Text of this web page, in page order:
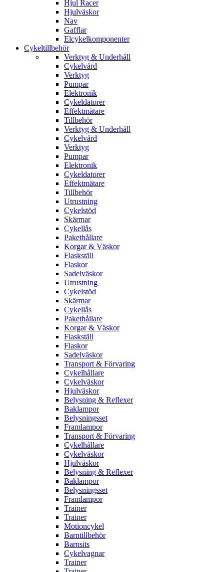
Hjul Racer
Hjulväskor
Nav
Gafflar
Elcykelkomponenter
Cykeltillbehör
Verktyg & Underhåll
Cykelvård
Verktyg
Pumpar
Elektronik
Cykeldatorer
Effektmätare
Tillbehör
Verktyg & Underhåll
Cykelvård
Verktyg
Pumpar
Elektronik
Cykeldatorer
Effektmätare
Tillbehör
Utrustning
Cykelstöd
Skärmar
Cykellås
Pakethållare
Korgar & Väskor
Flaskställ
Flaskor
Sadelväskor
Utrustning
Cykelstöd
Skärmar
Cykellås
Pakethållare
Korgar & Väskor
Flaskställ
Flaskor
Sadelväskor
Transport & Förvaring
Cykelhållare
Cykelväskor
Hjulväskor
Belysning & Reflexer
Baklampor
Belysningsset
Framlampor
Transport & Förvaring
Cykelhållare
Cykelväskor
Hjulväskor
Belysning & Reflexer
Baklampor
Belysningsset
Framlampor
Trainer
Trainer
Motioncykel
Barntillbehör
Barnsits
Cykelvagnar
Trainer